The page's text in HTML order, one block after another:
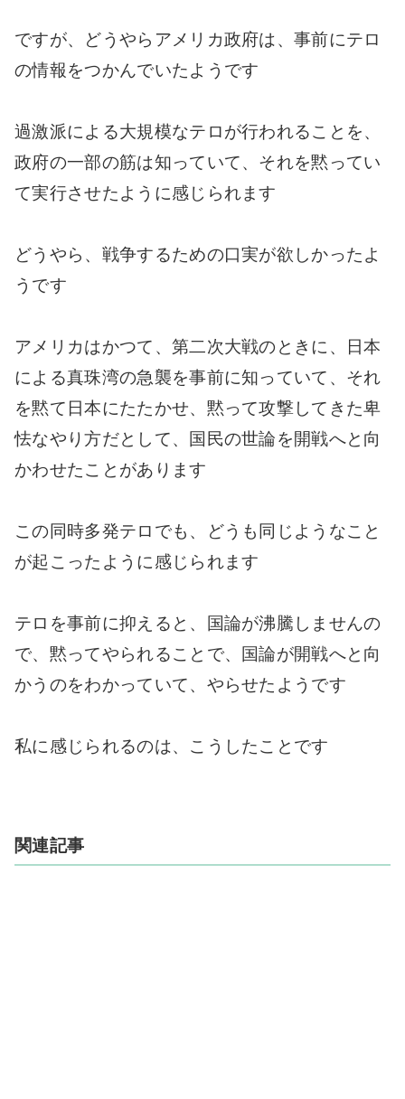
ですが、どうやらアメリカ政府は、事前にテロ
の情報をつかんでいたようです
過激派による大規模なテロが行われることを、
政府の一部の筋は知っていて、それを黙ってい
て実行させたように感じられます
どうやら、戦争するための口実が欲しかったよ
うです
アメリカはかつて、第二次大戦のときに、日本
による真珠湾の急襲を事前に知っていて、それ
を黙て日本にたたかせ、黙って攻撃してきた卑
怯なやり方だとして、国民の世論を開戦へと向
かわせたことがあります
この同時多発テロでも、どうも同じようなこと
が起こったように感じられます
テロを事前に抑えると、国論が沸騰しませんの
で、黙ってやられることで、国論が開戦へと向
かうのをわかっていて、やらせたようです
私に感じられるのは、こうしたことです
関連記事